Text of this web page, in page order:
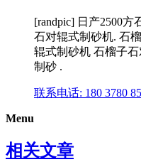
[randpic] 日产2500
石对辊式制砂机. 石
辊式制砂机 石榴子
制砂 .
联系电话: 180 3780
Menu
相关文章